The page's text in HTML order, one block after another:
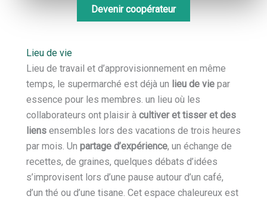
Devenir coopérateur
Lieu de vie
Lieu de travail et d’approvisionnement en même
temps, le supermarché est déjà un lieu de vie par
essence pour les membres. un lieu où les
collaborateurs ont plaisir à cultiver et tisser et des
liens ensembles lors des vacations de trois heures
par mois. Un partage d’expérience, un échange de
recettes, de graines, quelques débats d’idées
s’improvisent lors d’une pause autour d’un café,
d’un thé ou d’une tisane. Cet espace chaleureux est